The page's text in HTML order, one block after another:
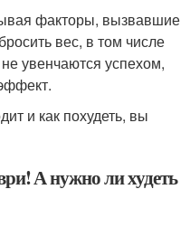
факторы, вызвавшие
вес, в том числе
увенчаются успехом,
и как похудеть, вы
А нужно ли худеть